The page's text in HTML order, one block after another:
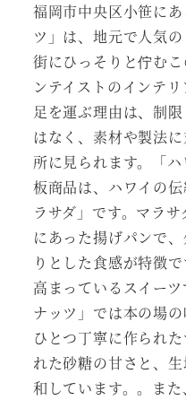
福岡市中央区小笹に
ツ」は、地元で人気
街にひっそりと佇む
ンテイストのインテ
足を運ぶ理由は、制
はなく、素材や製法
所に見られます。「
板商品は、ハワイの
ラサダ」です。マラ
にあった揚げパンで
りとした食感が特徴
高まっているスイー
ナッツ」では本の場
ひとつ丁寧に作られ
れた砂糖の甘さと、
和しています。。ま